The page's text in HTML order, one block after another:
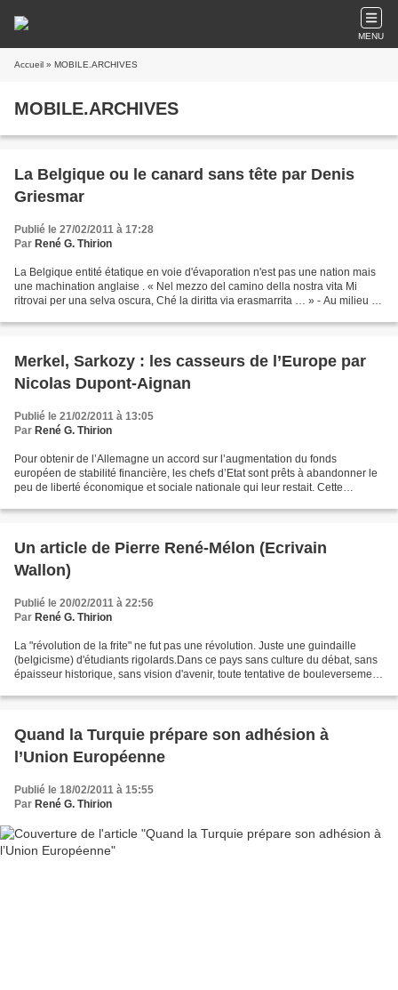
MENU
Accueil » MOBILE.ARCHIVES
MOBILE.ARCHIVES
La Belgique ou le canard sans tête par Denis
Griesmar
Publié le 27/02/2011 à 17:28
Par René G. Thirion
La Belgique entité étatique en voie d'évaporation n'est pas une nation mais
une machination anglaise . « Nel mezzo del camino della nostra vita Mi
ritrovai per una selva oscura, Ché la diritta via erasmarrita … » - Au milieu du
Merkel, Sarkozy : les casseurs de l’Europe par
Nicolas Dupont-Aignan
Publié le 21/02/2011 à 13:05
Par René G. Thirion
Pour obtenir de l’Allemagne un accord sur l’augmentation du fonds
européen de stabilité financière, les chefs d’Etat sont prêts à abandonner le
peu de liberté économique et sociale nationale qui leur restait. Cette
Un article de Pierre René-Mélon (Ecrivain
Wallon)
Publié le 20/02/2011 à 22:56
Par René G. Thirion
La "révolution de la frite" ne fut pas une révolution. Juste une guindaille
(belgicisme) d'étudiants rigolards.Dans ce pays sans culture du débat, sans
épaisseur historique, sans vision d'avenir, toute tentative de bouleversement
Quand la Turquie prépare son adhésion à
l’Union Européenne
Publié le 18/02/2011 à 15:55
Par René G. Thirion